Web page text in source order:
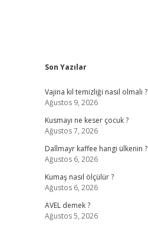
Sidebar
Son Yazılar
Vajina kıl temizliği nasıl olmalı ?
Ağustos 9, 2026
Kusmayı ne keser çocuk ?
Ağustos 7, 2026
Dallmayr kaffee hangi ülkenin ?
Ağustos 6, 2026
Kumaş nasıl ölçülür ?
Ağustos 6, 2026
AVEL demek ?
Ağustos 5, 2026